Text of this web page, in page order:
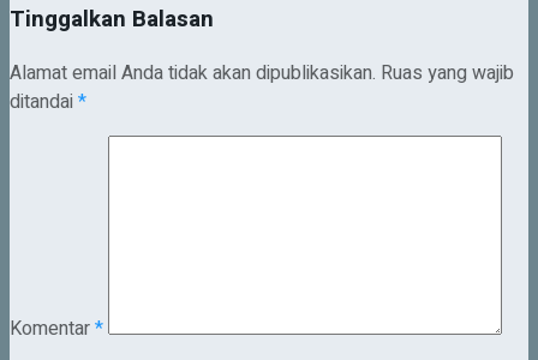
Tinggalkan Balasan
Alamat email Anda tidak akan dipublikasikan. Ruas yang wajib
ditandai *
Komentar*